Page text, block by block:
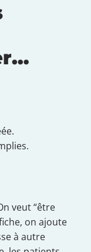
veut “être
on ajoute
à autre